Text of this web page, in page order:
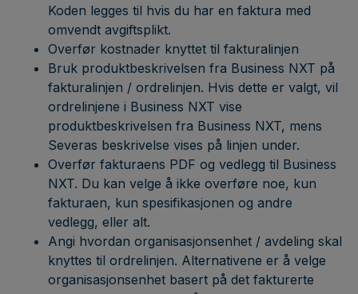
Koden legges til hvis du har en faktura med
omvendt avgiftsplikt.
Overfør kostnader knyttet til fakturalinjen
Bruk produktbeskrivelsen fra Business NXT på
fakturalinjen / ordrelinjen. Hvis dette er valgt, vil
ordrelinjene i Business NXT vise
produktbeskrivelsen fra Business NXT, mens
Severas beskrivelse vises på linjen under.
Overfør fakturaens PDF og vedlegg til Business
NXT. Du kan velge å ikke overføre noe, kun
fakturaen, kun spesifikasjonen og andre
vedlegg, eller alt.
Angi hvordan organisasjonsenhet / avdeling skal
knyttes til ordrelinjen. Alternativene er å velge
organisasjonsenhet basert på det fakturerte